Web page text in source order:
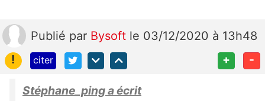
Publié par Bysoft le 03/12/2020 à 13h48
!
citer + -
Stéphane_ping a écrit